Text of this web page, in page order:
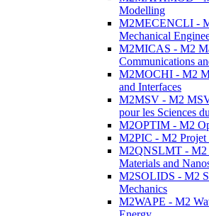
Modelling
M2MECENCLI -
Mechanical
M2MICAS - M2
Communications
M2MOCHI - M2
and Interfaces
M2MSV - M2
pour les Sciences
M2OPTIM - M2
M2PIC - M2 Projet
M2QNSLMT - M2
Materials and
M2SOLIDS - M2
Mechanics
M2WAPE - M2